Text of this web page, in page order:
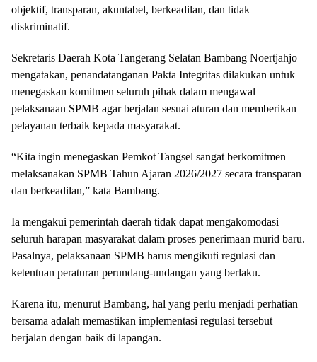
objektif, transparan, akuntabel, berkeadilan, dan tidak
diskriminatif.
Sekretaris Daerah Kota Tangerang Selatan Bambang Noertjahjo
mengatakan, penandatanganan Pakta Integritas dilakukan untuk
menegaskan komitmen seluruh pihak dalam mengawal
pelaksanaan SPMB agar berjalan sesuai aturan dan memberikan
pelayanan terbaik kepada masyarakat.
“Kita ingin menegaskan Pemkot Tangsel sangat berkomitmen
melaksanakan SPMB Tahun Ajaran 2026/2027 secara transparan
dan berkeadilan,” kata Bambang.
Ia mengakui pemerintah daerah tidak dapat mengakomodasi
seluruh harapan masyarakat dalam proses penerimaan murid baru.
Pasalnya, pelaksanaan SPMB harus mengikuti regulasi dan
ketentuan peraturan perundang-undangan yang berlaku.
Karena itu, menurut Bambang, hal yang perlu menjadi perhatian
bersama adalah memastikan implementasi regulasi tersebut
berjalan dengan baik di lapangan.